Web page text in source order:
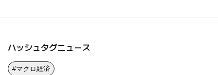
ハッシュタグニュース
#マクロ経済